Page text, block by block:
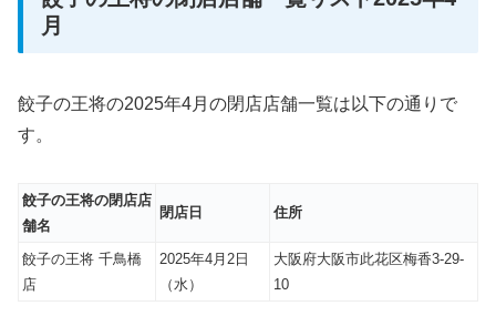
月
餃子の王将の2025年4月の閉店店舗一覧は以下の通りで
す。
餃子の王将の閉店店
舗名
閉店日 住所
餃子の王将 千鳥橋
店
2025年4月2日
（水）
大阪府大阪市此花区梅香3-29-
10